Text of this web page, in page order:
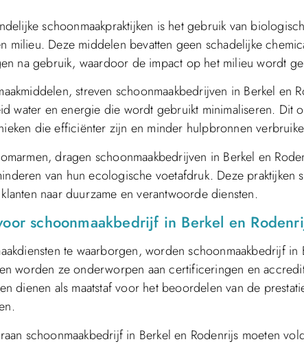
schoonmaakpraktijken is het gebruik van
milieu. Deze middelen bevatten geen schadelijke
na gebruik, waardoor de impact op het milieu wordt
streven schoonmaakbedrijven in Berkel en
water en energie die wordt gebruikt minimaliseren. Dit
die efficiënter zijn en minder hulpbronnen
dragen schoonmaakbedrijven in Berkel en
van hun ecologische voetafdruk. Deze praktijken
naar duurzame en verantwoorde diensten.
schoonmaakbedrijf in Berkel en
te waarborgen, worden schoonmaakbedrijf in
worden ze onderworpen aan certificeringen en
dienen als maatstaf voor het beoordelen van de
schoonmaakbedrijf in Berkel en Rodenrijs moeten